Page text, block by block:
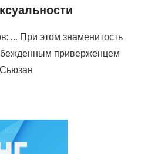
… При этом знаменитость
приверженцем